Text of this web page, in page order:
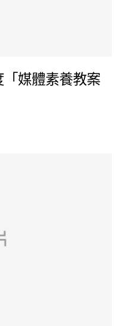
媒體素養教案